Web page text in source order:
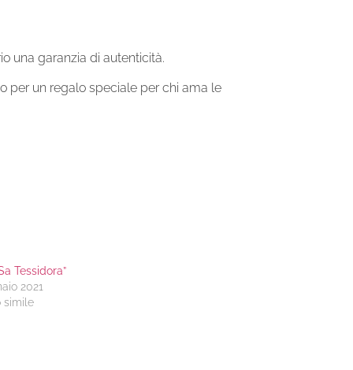
una garanzia di autenticità.
per un regalo speciale per chi ama le
Tessidora”
2021
simile